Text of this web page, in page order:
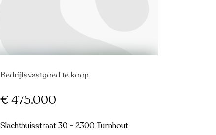
Bedrijfsvastgoed te koop
€ 475.000
Slachthuisstraat 30 - 2300 Turnhout